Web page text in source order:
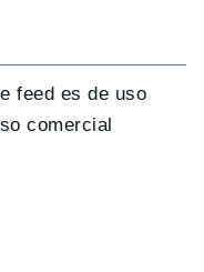
feed es de uso
comercial